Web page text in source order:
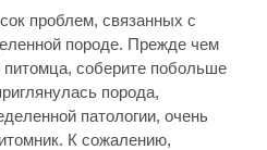
проблем, связанных с
породе. Прежде чем
питомца, соберите побольше
порода,
патологии, очень
К сожалению,